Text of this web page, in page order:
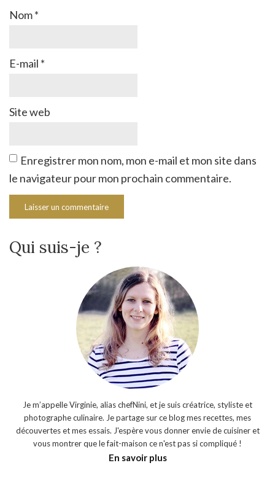
Nom*
E-mail *
Site web
Enregistrer mon nom, mon e-mail et mon site dans
le navigateur pour mon prochain commentaire.
Qui suis-je ?
Je m’appelle Virginie, alias chefNini, et je suis créatrice, styliste et
photographe culinaire. Je partage sur ce blog mes recettes, mes
découvertes et mes essais. J'espère vous donner envie de cuisiner et
vous montrer que le fait-maison ce n'est pas si compliqué !
En savoir plus